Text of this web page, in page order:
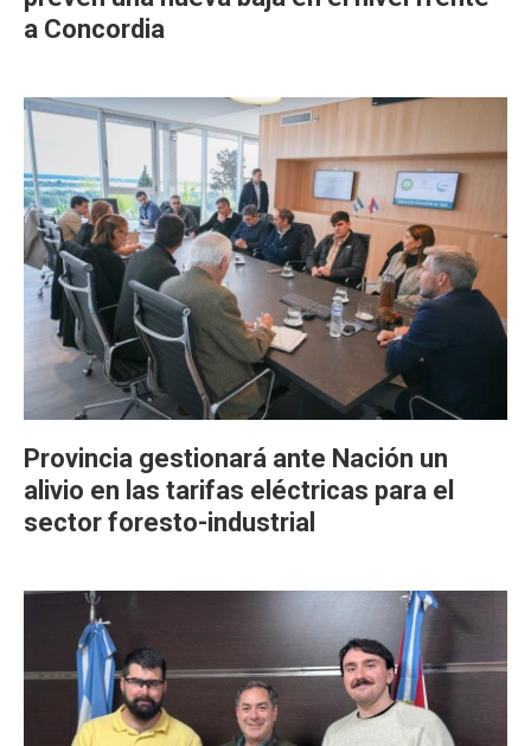
a Concordia
Provincia gestionará ante Nación un
alivio en las tarifas eléctricas para el
sector foresto-industrial